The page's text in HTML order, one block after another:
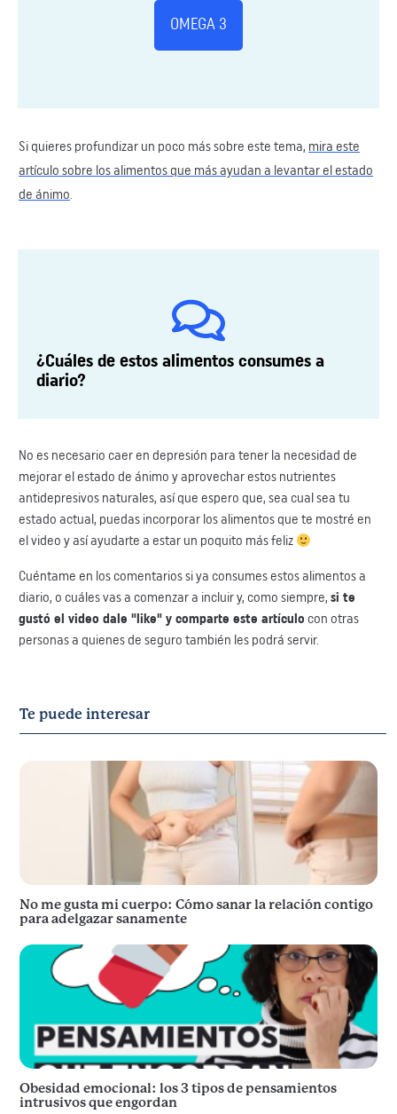
OMEGA 3
Si quieres profundizar un poco más sobre este tema, mira este
artículo sobre los alimentos que más ayudan a levantar el estado
de ánimo.
¿Cuáles de estos alimentos consumes a
diario?
No es necesario caer en depresión para tener la necesidad de
mejorar el estado de ánimo y aprovechar estos nutrientes
antidepresivos naturales, así que espero que, sea cual sea tu
estado actual, puedas incorporar los alimentos que te mostré en
el video y así ayudarte a estar un poquito más feliz
Cuéntame en los comentarios si ya consumes estos alimentos a
diario, o cuáles vas a comenzar a incluir y, como siempre, si te
gustó el video dale "like" y comparte este artículo con otras
personas a quienes de seguro también les podrá servir.
Te puede interesar
No me gusta mi cuerpo: Cómo sanar la relación contigo
para adelgazar sanamente
Obesidad emocional: los 3 tipos de pensamientos
intrusivos que engordan